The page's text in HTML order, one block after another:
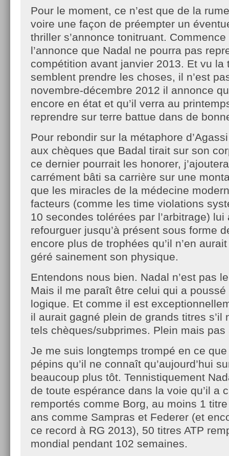
Pour le moment, ce n’est que de la
voire une façon de préempter un
thriller s’annonce tonitruant.
l’annonce que Nadal ne pourra pas
compétition avant janvier 2013. Et vu la
semblent prendre les choses, il n’est
novembre-décembre 2012 il annonce
encore en état et qu’il verra au
reprendre sur terre battue dans de
Pour rebondir sur la métaphore
aux chèques que Badal tirait sur son
ce dernier pourrait les honorer,
carrément bâti sa carrière sur une
que les miracles de la médecine
facteurs (comme les time violations
10 secondes tolérées par l’arbitrage)
refourguer jusqu’à présent sous forme
encore plus de trophées qu’il n’en
géré sainement son physique.
Entendons nous bien. Nadal n’est pas
Mais il me paraît être celui qui a
logique. Et comme il est
il aurait gagné plein de grands titres s’il
tels chèques/subprimes. Plein mais pas
Je me suis longtemps trompé en ce
pépins qu’il ne connaît qu’aujourd’hui
beaucoup plus tôt. Tennistiquement
de toute espérance dans la voie qu’il a
remportés comme Borg, au moins 1
ans comme Sampras et Federer (et
ce record à RG 2013), 50 titres ATP
mondial pendant 102 semaines.